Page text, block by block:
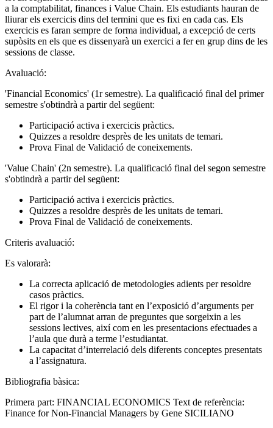
a la comptabilitat, finances i Value Chain. Els estudiants hauran de
lliurar els exercicis dins del termini que es fixi en cada cas. Els
exercicis es faran sempre de forma individual, a excepció de certs
supòsits en els que es dissenyarà un exercici a fer en grup dins de les
sessions de classe.
Avaluació:
'Financial Economics' (1r semestre). La qualificació final del primer
semestre s'obtindrà a partir del següent:
Participació activa i exercicis pràctics.
Quizzes a resoldre desprès de les unitats de temari.
Prova Final de Validació de coneixements.
'Value Chain' (2n semestre). La qualificació final del segon semestre
s'obtindrà a partir del següent:
Participació activa i exercicis pràctics.
Quizzes a resoldre desprès de les unitats de temari.
Prova Final de Validació de coneixements.
Criteris avaluació:
Es valorarà:
La correcta aplicació de metodologies adients per resoldre
casos pràctics.
El rigor i la coherència tant en l’exposició d’arguments per
part de l’alumnat arran de preguntes que sorgeixin a les
sessions lectives, així com en les presentacions efectuades a
l’aula que durà a terme l’estudiantat.
La capacitat d’interrelació dels diferents conceptes presentats
a l’assignatura.
Bibliografia bàsica:
Primera part: FINANCIAL ECONOMICS Text de referència:
Finance for Non-Financial Managers by Gene SICILIANO